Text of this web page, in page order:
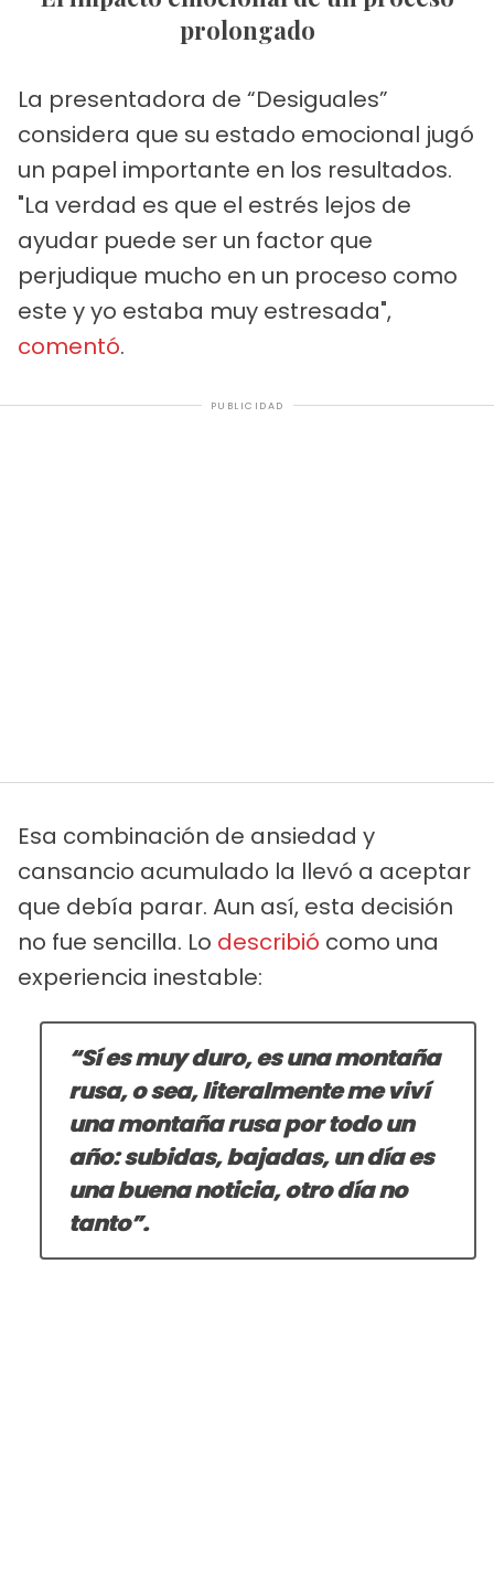
prolongado
La presentadora de “Desiguales”
considera que su estado emocional jugó
un papel importante en los resultados.
"La verdad es que el estrés lejos de
ayudar puede ser un factor que
perjudique mucho en un proceso como
este y yo estaba muy estresada",
comentó.
PUBLICIDAD
Esa combinación de ansiedad y
cansancio acumulado la llevó a aceptar
que debía parar. Aun así, esta decisión
no fue sencilla. Lo describió como una
experiencia inestable:
“Sí es muy duro, es una montaña
rusa, o sea, literalmente me viví
una montaña rusa por todo un
año: subidas, bajadas, un día es
una buena noticia, otro día no
tanto”.